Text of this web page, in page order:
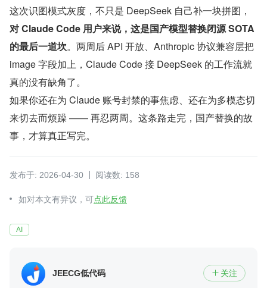
这次识图模式灰度，不只是 DeepSeek 自己补一块拼图，
对 Claude Code 用户来说，这是国产模型替换闭源 SOTA
的最后一道坎。两周后 API 开放、Anthropic 协议兼容层把
image 字段加上，Claude Code 接 DeepSeek 的工作流就
真的没有缺角了。
如果你还在为 Claude 账号封禁的事焦虑、还在为多模态切
来切去而烦躁 —— 再忍两周。这条路走完，国产替换的故
事，才算真正写完。
发布于: 2026-04-30 阅读数: 158
如对本文有异议，可点此反馈
AI
JEECG低代码  关注